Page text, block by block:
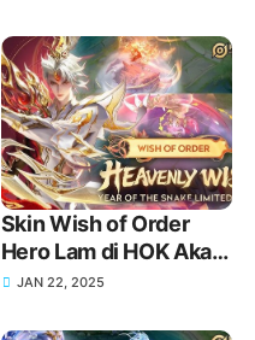
Skin Wish of Order
Hero Lam di HOK Akan
Rilis Tanggal dan
JAN 22, 2025